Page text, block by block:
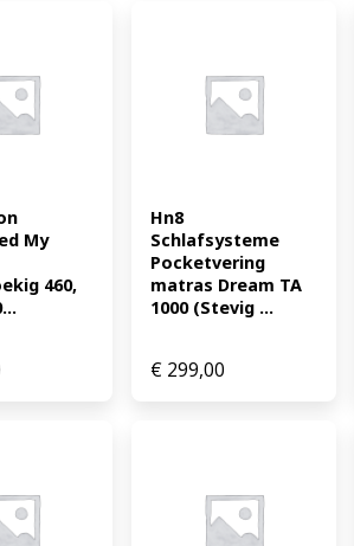
My
460,
Hn8
Schlafsysteme
Pocketvering
matras Dream TA
1000 (Stevig ...
€ 299,00